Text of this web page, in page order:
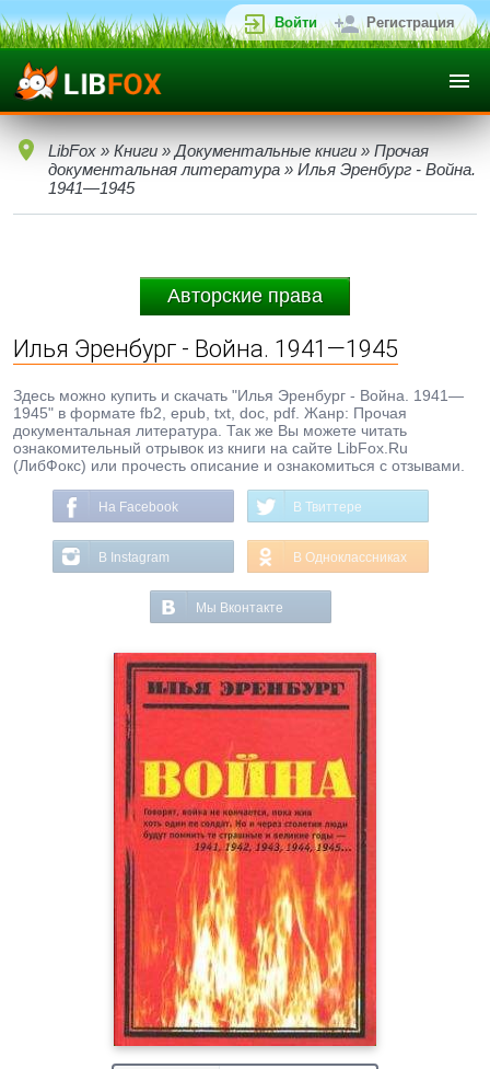
Войти Регистрация
LibFox » Книги » Документальные книги » Прочая
документальная литература » Илья Эренбург - Война.
1941—1945
Авторские права
Илья Эренбург - Война. 1941—1945
Здесь можно купить и скачать "Илья Эренбург - Война. 1941—
1945" в формате fb2, epub, txt, doc, pdf. Жанр: Прочая
документальная литература. Так же Вы можете читать
ознакомительный отрывок из книги на сайте LibFox.Ru
(ЛибФокс) или прочесть описание и ознакомиться с отзывами.
На Facebook В Твиттере
В Instagram В Одноклассниках
Мы Вконтакте